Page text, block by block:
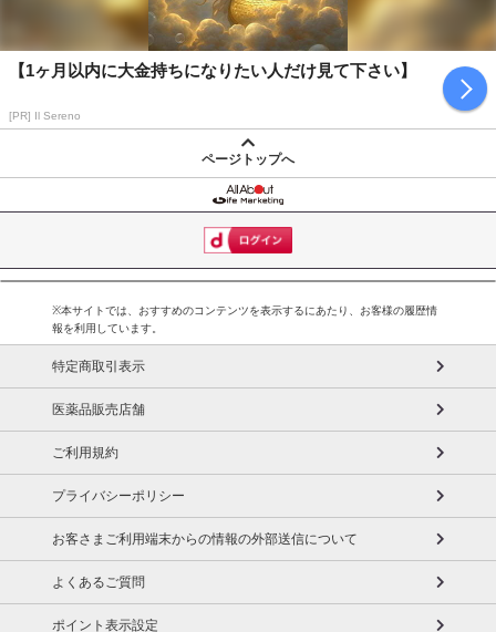
【1ヶ月以内に大金持ちになりたい人だけ見て下さい】
[PR] Il Sereno
ページトップへ
※本サイトでは、おすすめのコンテンツを表示するにあたり、お客様の履歴情
報を利用しています。
特定商取引表示
医薬品販売店舗
ご利用規約
プライバシーポリシー
お客さまご利用端末からの情報の外部送信について
よくあるご質問
ポイント表示設定